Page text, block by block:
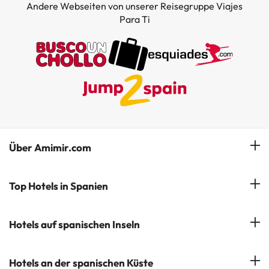
Andere Webseiten von unserer Reisegruppe Viajes
Para Ti
Über Amimir.com
Unser Team
Newsletter abonnieren
Top Hotels in Spanien
Hotels in Salou
Hotels auf spanischen Inseln
Hotels auf Mallorca
Hotels an der spanischen Küste